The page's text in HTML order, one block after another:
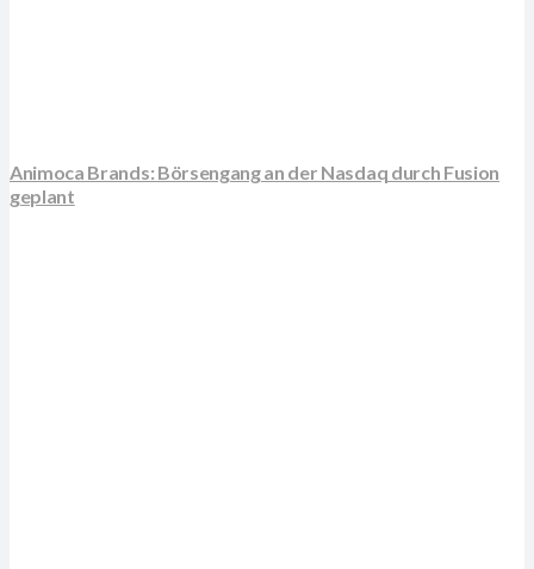
Animoca Brands: Börsengang an der Nasdaq durch Fusion
geplant